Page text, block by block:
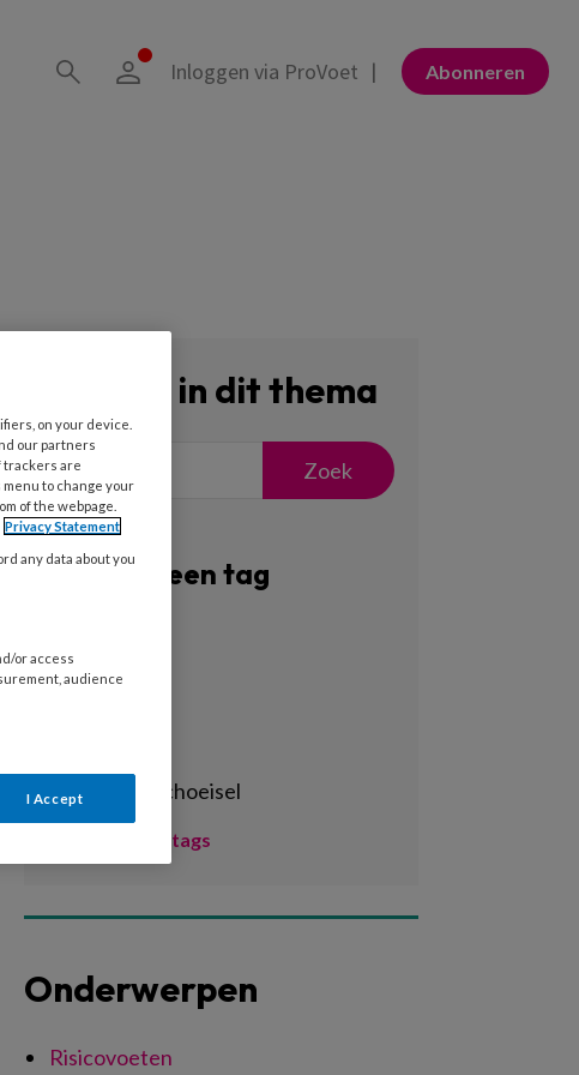
Abonneren
Inloggen via ProVoet
Zoeken in dit thema
Zoek
Filter op een tag
3d-print
aangepast schoeisel
Toon meer tags
Onderwerpen
Risicovoeten
on your device.
our partners
trackers are
menu to change your
of the webpage.
Privacy Statement
any data about you
or access
audience
I Accept